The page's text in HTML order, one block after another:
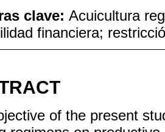
clave: Acuicultura
financiera;
of the present